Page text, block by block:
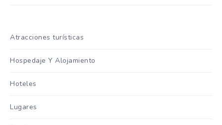
Atracciones turísticas
Hospedaje Y Alojamiento
Hoteles
Lugares